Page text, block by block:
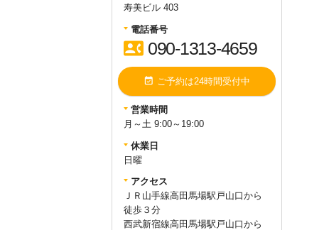
寿美ビル 403
電話番号
contact_phone 090-1313-4659
event_available ご予約は24時間受付中
営業時間
月～土 9:00～19:00
休業日
日曜
アクセス
ＪＲ山手線高田馬場駅戸山口から
徒歩３分
西武新宿線高田馬場駅戸山口から